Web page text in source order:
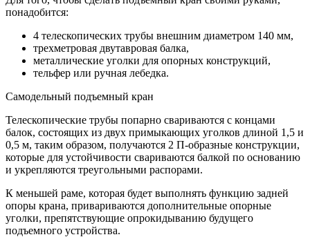
понадобится:
4 телескопических трубы внешним диаметром 140 мм,
трехметровая двутавровая балка,
металлические уголки для опорных конструкций,
тельфер или ручная лебедка.
Самодельный подъемный кран
Телескопические трубы попарно свариваются с концами
балок, состоящих из двух примыкающих уголков длиной 1,5 и
0,5 м, таким образом, получаются 2 П-образные конструкции,
которые для устойчивости свариваются балкой по основанию
и укрепляются треугольными распорами.
К меньшей раме, которая будет выполнять функцию задней
опоры крана, привариваются дополнительные опорные
уголки, препятствующие опрокидыванию будущего
подъемного устройства.